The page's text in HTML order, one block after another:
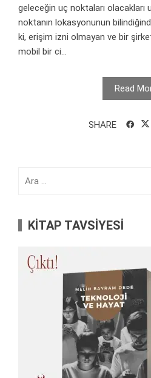
geleceğin uç noktaları olacakları
noktanın lokasyonunun
ki, erişim izni olmayan ve bir
mobil bir ci...
Read
SHARE
KİTAP TAVSİYESİ